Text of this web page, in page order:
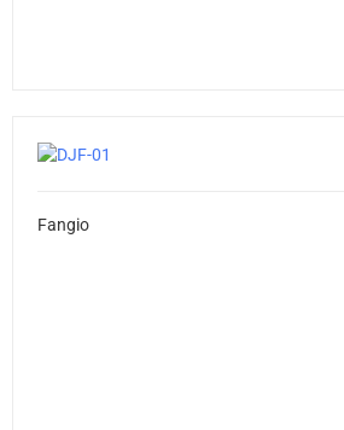
Fangio